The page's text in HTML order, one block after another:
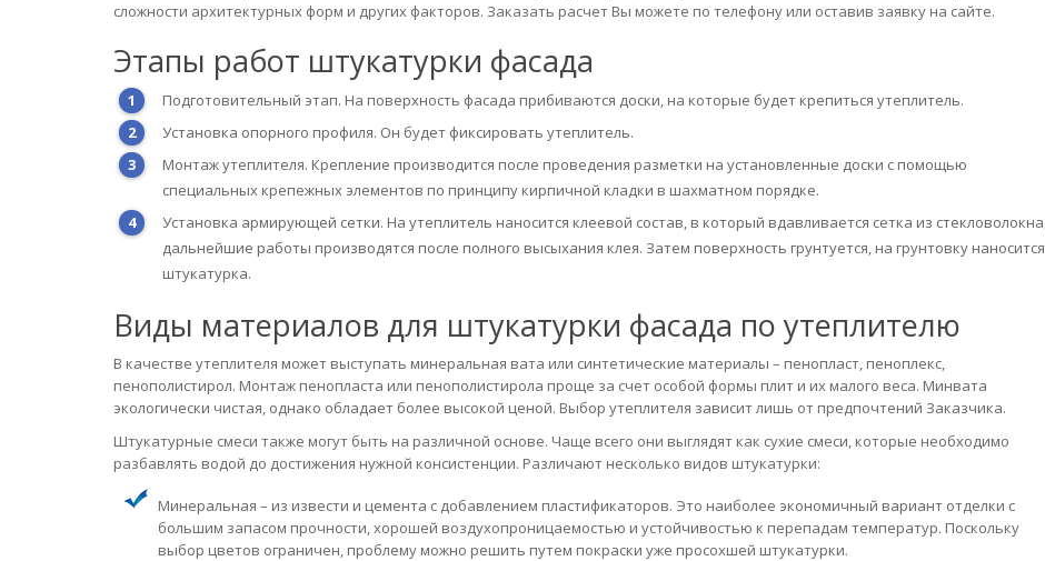
сложности архитектурных форм и других факторов. Заказать расчет Вы можете по телефону или оставив заявку на сайте.
Этапы работ штукатурки фасада
Подготовительный этап. На поверхность фасада прибиваются доски, на которые будет крепиться утеплитель.
Установка опорного профиля. Он будет фиксировать утеплитель.
Монтаж утеплителя. Крепление производится после проведения разметки на установленные доски с помощью
специальных крепежных элементов по принципу кирпичной кладки в шахматном порядке.
Установка армирующей сетки. На утеплитель наносится клеевой состав, в который вдавливается сетка из стекловолокна,
дальнейшие работы производятся после полного высыхания клея. Затем поверхность грунтуется, на грунтовку наносится
штукатурка.
Виды материалов для штукатурки фасада по утеплителю
В качестве утеплителя может выступать минеральная вата или синтетические материалы – пенопласт, пеноплекс,
пенополистирол. Монтаж пенопласта или пенополистирола проще за счет особой формы плит и их малого веса. Минвата
экологически чистая, однако обладает более высокой ценой. Выбор утеплителя зависит лишь от предпочтений Заказчика.
Штукатурные смеси также могут быть на различной основе. Чаще всего они выглядят как сухие смеси, которые необходимо
разбавлять водой до достижения нужной консистенции. Различают несколько видов штукатурки:
Минеральная – из извести и цемента с добавлением пластификаторов. Это наиболее экономичный вариант отделки с
большим запасом прочности, хорошей воздухопроницаемостью и устойчивостью к перепадам температур. Поскольку
выбор цветов ограничен, проблему можно решить путем покраски уже просохшей штукатурки.